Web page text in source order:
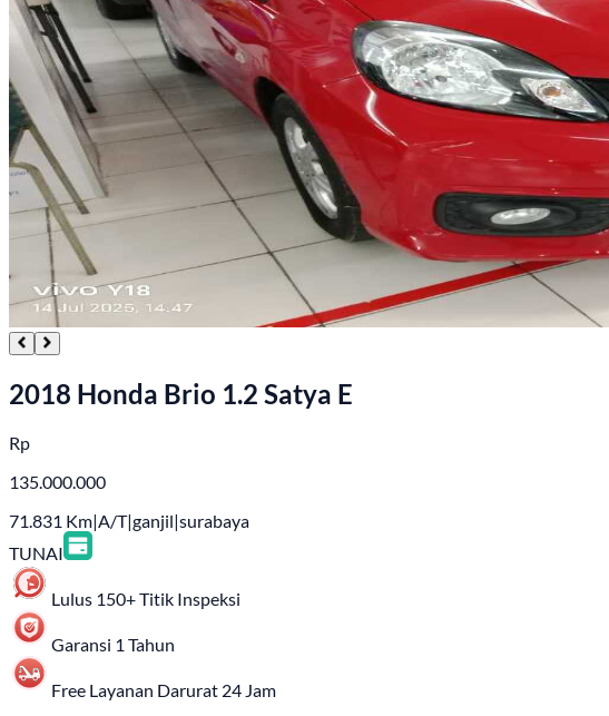
2018 Honda Brio 1.2 Satya E
Rp
135.000.000
71.831 Km|A/T|ganjil|surabaya
TUNAI
Lulus 150+ Titik Inspeksi
Garansi 1 Tahun
Free Layanan Darurat 24 Jam